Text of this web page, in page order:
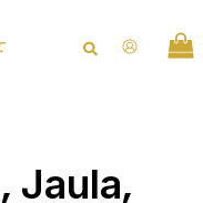
, Jaula,